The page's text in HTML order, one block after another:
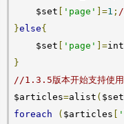
    $set
'page' ]=1 ;
}else{
    $set
'page' ]=
}
//1.3.5版本开始支持使
$articles=alist ( $set
foreach
( $articles